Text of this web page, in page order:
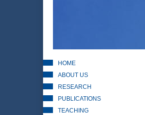
HOME
ABOUT US
RESEARCH
PUBLICATIONS
TEACHING